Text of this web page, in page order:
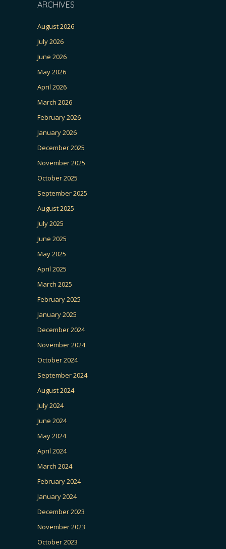
ARCHIVES
August 2026
July 2026
June 2026
May 2026
April 2026
March 2026
February 2026
January 2026
December 2025
November 2025
October 2025
September 2025
August 2025
July 2025
June 2025
May 2025
April 2025
March 2025
February 2025
January 2025
December 2024
November 2024
October 2024
September 2024
August 2024
July 2024
June 2024
May 2024
April 2024
March 2024
February 2024
January 2024
December 2023
November 2023
October 2023